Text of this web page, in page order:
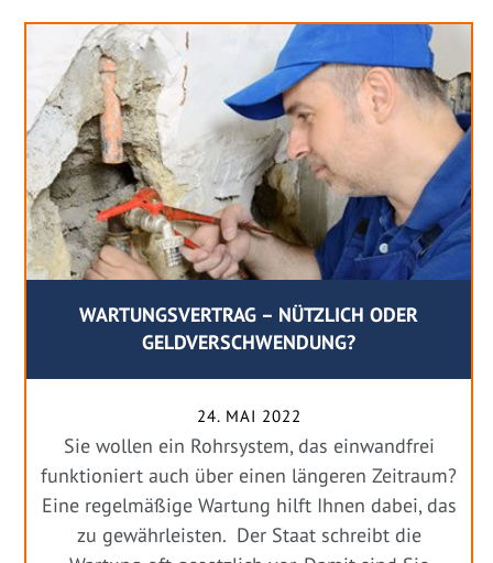
WARTUNGSVERTRAG – NÜTZLICH ODER
GELDVERSCHWENDUNG?
24. MAI 2022
Sie wollen ein Rohrsystem, das einwandfrei
funktioniert auch über einen längeren Zeitraum?
Eine regelmäßige Wartung hilft Ihnen dabei, das
zu gewährleisten. Der Staat schreibt die